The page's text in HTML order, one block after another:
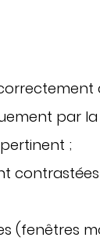
par la
;
contrastées